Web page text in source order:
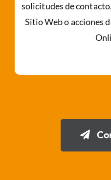
solicitudes de
Sitio Web o acciones